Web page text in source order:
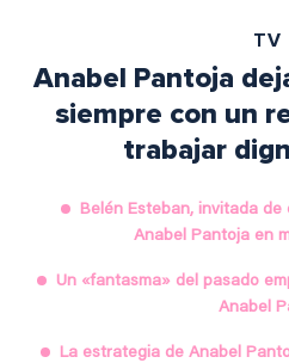
TV
Anabel Pantoja
siempre con un
trabajar
Belén Esteban, invitada de
Anabel Pantoja en
Un «fantasma» del pasado
Anabel
La estrategia de Anabel